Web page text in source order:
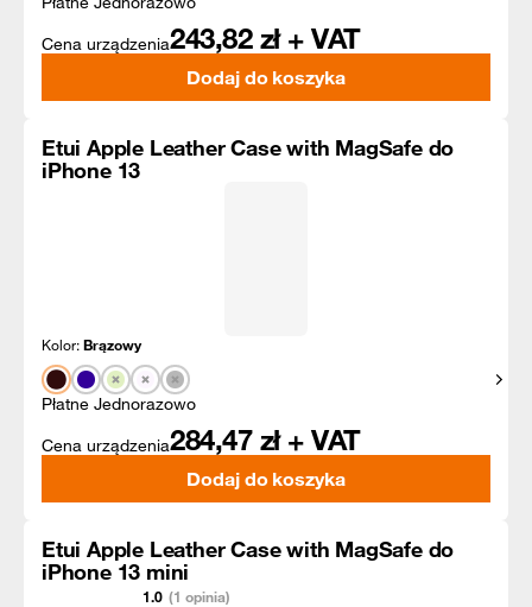
Cena urządzenia243,82 zł + VAT
Dodaj do koszyka
Etui Apple Leather Case with MagSafe do
iPhone 13
Kolor:Brązowy
Płatne Jednorazowo
Cena urządzenia284,47 zł + VAT
Dodaj do koszyka
Etui Apple Leather Case with MagSafe do
iPhone 13 mini
1.0 (1 opinia)